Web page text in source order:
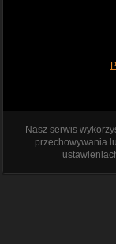
Nasz serwis
przechowywania